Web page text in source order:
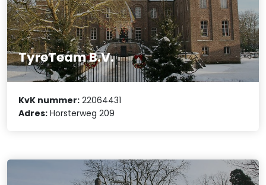
TyreTeam B.V.
KvK nummer: 22064431
Adres: Horsterweg 209